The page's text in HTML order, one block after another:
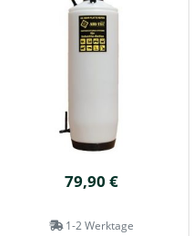
79,90 €
1-2 Werktage